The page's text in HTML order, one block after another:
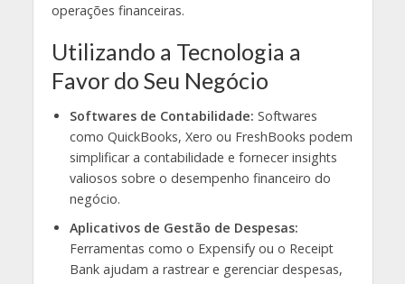
operações financeiras.
Utilizando a Tecnologia a
Favor do Seu Negócio
Softwares de Contabilidade: Softwares
como QuickBooks, Xero ou FreshBooks podem
simplificar a contabilidade e fornecer insights
valiosos sobre o desempenho financeiro do
negócio.
Aplicativos de Gestão de Despesas:
Ferramentas como o Expensify ou o Receipt
Bank ajudam a rastrear e gerenciar despesas,